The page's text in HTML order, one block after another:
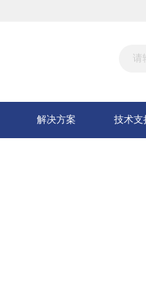
解决方案 技术支